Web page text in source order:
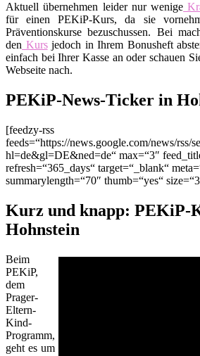
Aktuell übernehmen leider nur wenige
für einen PEKiP-Kurs, da sie
Präventionskurse bezuschussen. Bei
den Kursjedoch in Ihrem Bonusheft
einfach bei Ihrer Kasse an oder schauen
Webseite nach.
PEKiP-News-Ticker in
[feedzy-rss
feeds=“https://news.google.com/news/rss/
hl=de&gl=DE&ned=de“ max=“3″
refresh=“365_days“ target=“_blank“
summarylength=“70″ thumb=“yes“
Kurz und knapp: PEKiP-
Hohnstein
Beim
PEKiP,
dem
Prager-
Eltern-
Kind-
Programm,
geht es um